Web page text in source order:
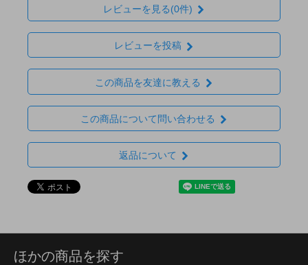
レビューを見る(0件)
レビューを投稿
この商品を友達に教える
この商品について問い合わせる
返品について
ほかの商品を探す